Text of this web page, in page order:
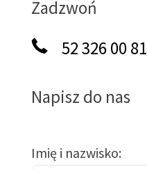
Zadzwoń
52 326 00 81
Napisz do nas
Imię i nazwisko